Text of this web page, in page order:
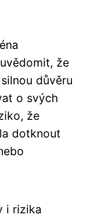
že
důvěru
o svých
že
dotknout
i rizika